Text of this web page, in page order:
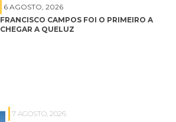
6 AGOSTO, 2026
FRANCISCO CAMPOS FOI O PRIMEIRO A
CHEGAR A QUELUZ
7 AGOSTO, 2026